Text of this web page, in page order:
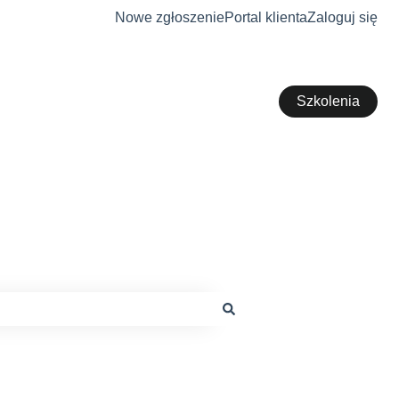
Nowe zgłoszeniePortal klientaZaloguj się
Szkolenia